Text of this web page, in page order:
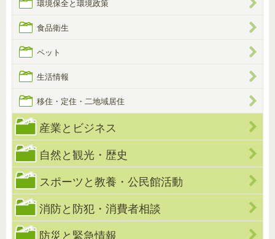
環境保全と環境政策
食品衛生
ペット
生活情報
移住・定住・二地域居住
産業とビジネス
自然と観光・歴史
スポーツと教養・公民館活動
消防と防犯・消費者相談
防災と緊急情報